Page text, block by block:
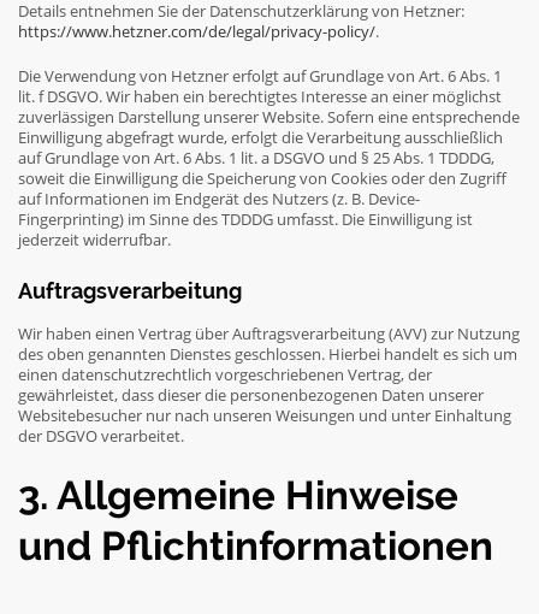
Details entnehmen Sie der Datenschutzerklärung von Hetzner:
https://www.hetzner.com/de/legal/privacy-policy/.
Die Verwendung von Hetzner erfolgt auf Grundlage von Art. 6 Abs. 1
lit. f DSGVO. Wir haben ein berechtigtes Interesse an einer möglichst
zuverlässigen Darstellung unserer Website. Sofern eine entsprechende
Einwilligung abgefragt wurde, erfolgt die Verarbeitung ausschließlich
auf Grundlage von Art. 6 Abs. 1 lit. a DSGVO und § 25 Abs. 1 TDDDG,
soweit die Einwilligung die Speicherung von Cookies oder den Zugriff
auf Informationen im Endgerät des Nutzers (z. B. Device-
Fingerprinting) im Sinne des TDDDG umfasst. Die Einwilligung ist
jederzeit widerrufbar.
Auftragsverarbeitung
Wir haben einen Vertrag über Auftragsverarbeitung (AVV) zur Nutzung
des oben genannten Dienstes geschlossen. Hierbei handelt es sich um
einen datenschutzrechtlich vorgeschriebenen Vertrag, der
gewährleistet, dass dieser die personenbezogenen Daten unserer
Websitebesucher nur nach unseren Weisungen und unter Einhaltung
der DSGVO verarbeitet.
3. Allgemeine Hinweise
und Pflicht­informationen